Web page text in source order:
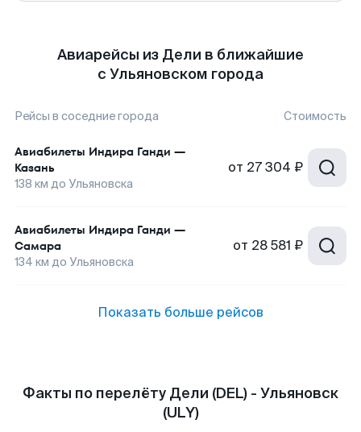
Авиарейсы из Дели в ближайшие
с Ульяновском города
Рейсы в соседние города Стоимость
Авиабилеты Индира Ганди —
Казань
138 км до Ульяновска
от 27 304 ₽
Авиабилеты Индира Ганди —
Самара
134 км до Ульяновска
от 28 581 ₽
Показать больше рейсов
Факты по перелёту Дели (DEL) - Ульяновск
(ULY)